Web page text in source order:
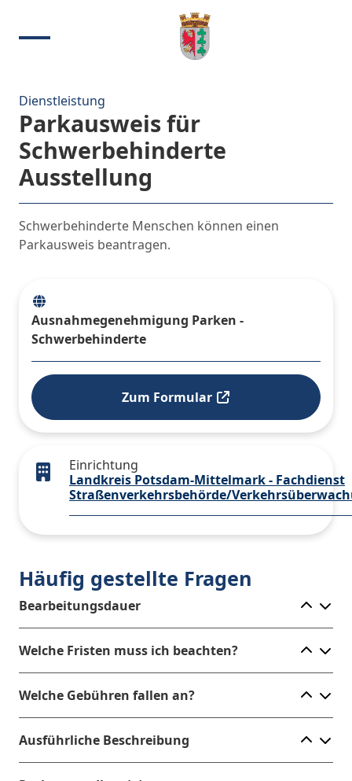
Dienstleistung
Parkausweis für
Schwerbehinderte
Ausstellung
Ausnahmegenehmigung Parken -
Schwerbehinderte
Zum Formular
Schwerbehinderte Menschen können einen
Parkausweis beantragen.
Einrichtung
Landkreis Potsdam-Mittelmark - Fachdienst
Straßenverkehrsbehörde/
Häufig gestellte Fragen
Bearbeitungsdauer
Welche Fristen muss ich beachten?
Welche Gebühren fallen an?
Ausführliche Beschreibung